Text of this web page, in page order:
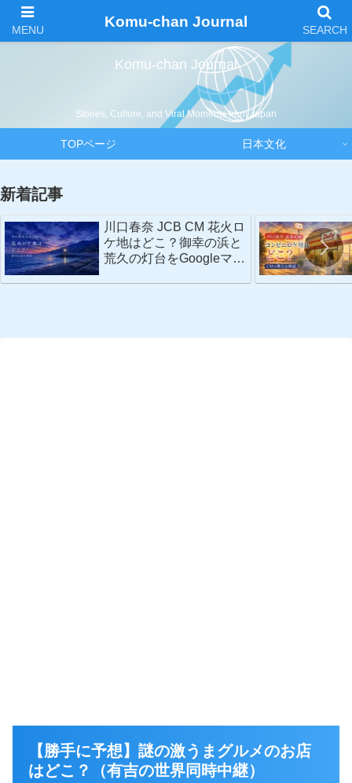
Komu-chan Journal
Stories, Culture, and Viral Moments from Japan
TOPページ 日本文化
新着記事
川口春奈 JCB CM 花火ロ
ケ地はどこ？御幸の浜と
荒久の灯台をGoogleマッ
【勝手に予想】謎の激うまグルメのお店
はどこ？（有吉の世界同時中継）
Komu-chan Journal